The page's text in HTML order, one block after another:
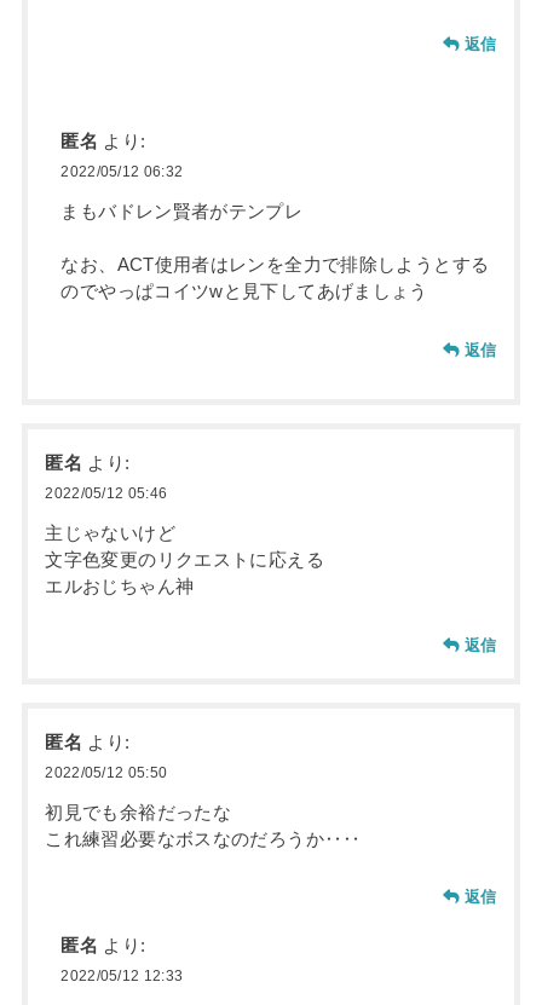
返信
匿名 より:
2022/05/12 06:32
まもバドレン賢者がテンプレ
なお、ACT使用者はレンを全力で排除しようとする
のでやっぱコイツwと見下してあげましょう
返信
匿名 より:
2022/05/12 05:46
主じゃないけど
文字色変更のリクエストに応える
エルおじちゃん神
返信
匿名 より:
2022/05/12 05:50
初見でも余裕だったな
これ練習必要なボスなのだろうか‥‥
返信
匿名 より:
2022/05/12 12:33